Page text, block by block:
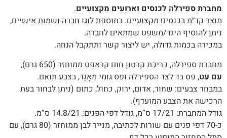
מחברת ספירלה לכנסים וארועים מקצועיים.
מוצר קד״מ בכנסים מקצועיים. בתוספת לוגו חברה ושמות אישיים,
ניתן להוסיף היגד/משפט שמתאים לחברה.
במכירה בכמות גדולה, יש ליצור קשר ותתקבל הנחה.
מחברת ספירלה, כריכת קרטון חום קראפט ממוחזר (650 גרם),
עם עט, פס בד לצד הספירלה ופס גומי מֵאָגֶד, בצבע תואם.
במבחר צבעים: שחור, אדום, ירוק, כחול, כתום (ניתן לבחור בעת
הרכישה את הצבע המועדף).
גודל המחברת: 17/21 ס”מ, גודל דפי הפנים: 14.8/21 ס”מ.
כ-70 דפי פנים עם שורות לכתיבה, מנייר לבן ממוחזר (80 גרם), עם